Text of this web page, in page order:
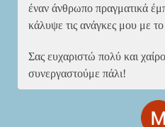
έναν άνθρωπο πραγματικά
κάλυψε τις ανάγκες μου με
Σας ευχαριστώ πολύ και
συνεργαστούμε πάλι!